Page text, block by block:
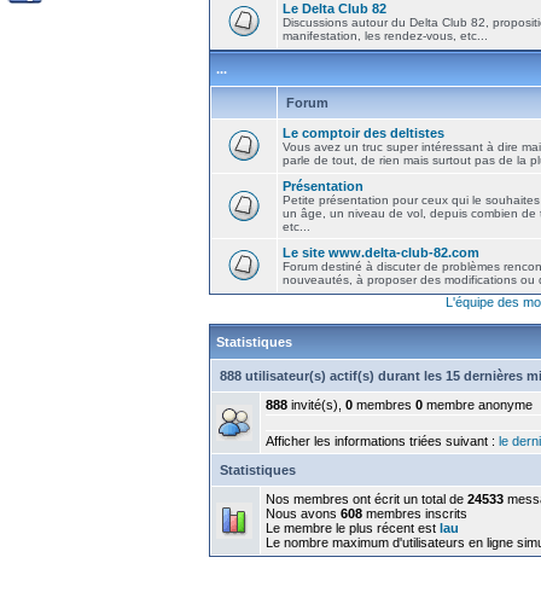
Le Delta Club 82
Discussions autour du Delta Club 82,
manifestation, les rendez-vous, etc...
...
Forum
Le comptoir des deltistes
Vous avez un truc super intéressant à dire
parle de tout, de rien mais surtout pas de la
Présentation
Petite présentation pour ceux qui le
un âge, un niveau de vol, depuis combien de
etc...
Le site www.delta-club-82.com
Forum destiné à discuter de problèmes
nouveautés, à proposer des modifications ou
L'équipe des
Statistiques
888 utilisateur(s) actif(s) durant les 15 dernières
888 invité(s), 0 membres 0 membre anonyme
Afficher les informations triées suivant : le
Statistiques
Nos membres ont écrit un total de 24533
Nous avons 608 membres inscrits
Le membre le plus récent est lau
Le nombre maximum d'utilisateurs en ligne